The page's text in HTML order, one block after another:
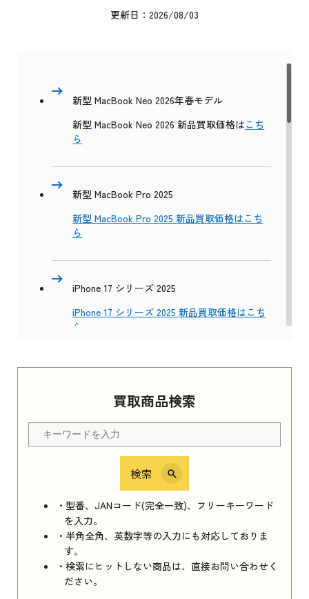
買取商品検索
検索
・型番、JANコード(完全一致)、フリーキーワード
を入力。
・半角全角、英数字等の入力にも対応しておりま
す。
・検索にヒットしない商品は、直接お問い合わせく
ださい。
更新日：2026/08/03
新型 MacBook Neo 2026年春モデル
新型 MacBook Neo 2026 新品買取価格はこち
ら
新型 MacBook Pro 2025
新型 MacBook Pro 2025 新品買取価格はこち
ら
iPhone 17 シリーズ 2025
iPhone 17 シリーズ 2025 新品買取価格はこち
ら
Apple Watch Series 11 2025 新品買取価格はこ
ちら
iPhone 16e シリーズ 2025
iPhone 16e シリーズ 2025 新品買取価格はこち
ら
iPad 11インチ 2025年春モデル